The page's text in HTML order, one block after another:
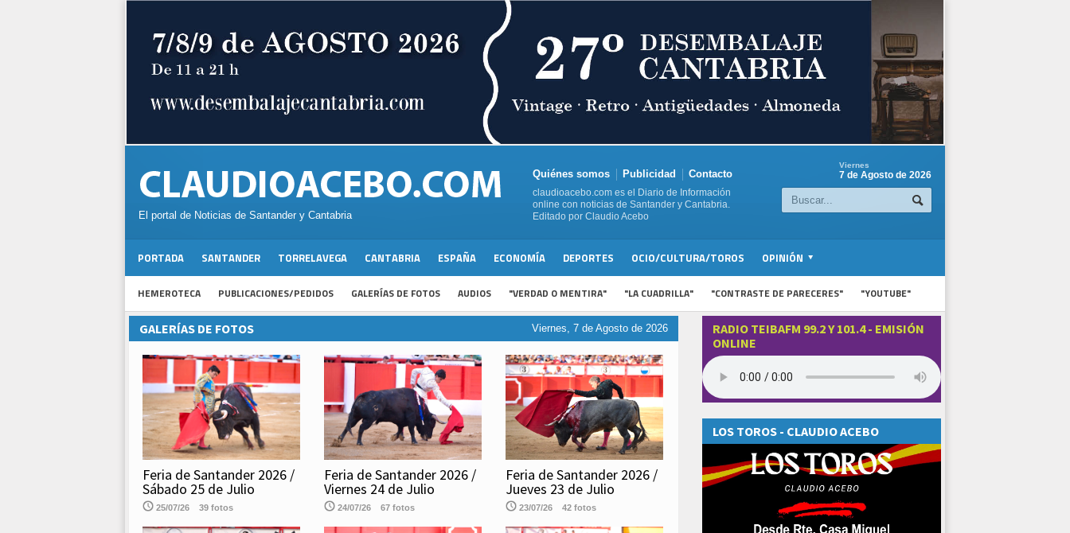
El portal de Noticias de Santander y Cantabria
Quiénes somos Publicidad Contacto
claudioacebo.com es el Diario de Información
online con noticias de Santander y Cantabria.
Editado por Claudio Acebo
Viernes
7 de Agosto de 2026
PORTADA SANTANDER TORRELAVEGA CANTABRIA ESPAÑA ECONOMÍA DEPORTES OCIO/CULTURA/TOROS OPINIÓN
HEMEROTECA PUBLICACIONES/PEDIDOS GALERÍAS DE FOTOS AUDIOS "VERDAD O MENTIRA" "LA CUADRILLA" "CONTRASTE DE PARECERES" "YOUTUBE"
Viernes, 7 de Agosto de 2026
GALERÍAS DE FOTOS
Feria de Santander 2026 /
Sábado 25 de Julio
25/07/26 39 fotos
Feria de Santander 2026 /
Viernes 24 de Julio
24/07/26 67 fotos
Feria de Santander 2026 /
Jueves 23 de Julio
23/07/26 42 fotos
RADIO TEIBAFM 99.2 Y 101.4 - EMISIÓN
ONLINE
LOS TOROS - CLAUDIO ACEBO